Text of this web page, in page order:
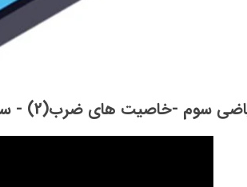
سوم -خاصیت های ضرب(2) - سال تحصیلی 1400-1399